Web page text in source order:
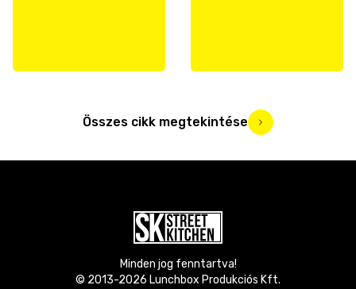
Összes cikk megtekintése
Minden jog fenntartva!
© 2013-2026 Lunchbox Produkciós Kft.